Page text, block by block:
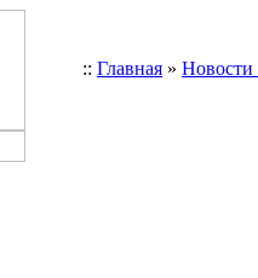
:: Главная »